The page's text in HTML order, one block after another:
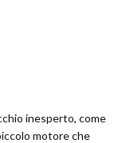
inesperto, come
motore che